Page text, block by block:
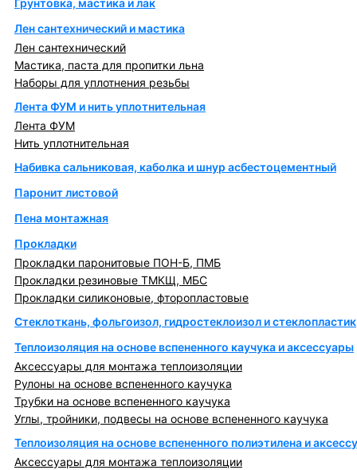
Грунтовка, мастика и лак
Лен сантехнический и мастика
Лен сантехнический
Мастика, паста для пропитки льна
Наборы для уплотнения резьбы
Лента ФУМ и нить уплотнительная
Лента ФУМ
Нить уплотнительная
Набивка сальниковая, каболка и шнур асбестоцементный
Паронит листовой
Пена монтажная
Прокладки
Прокладки паронитовые ПОН-Б, ПМБ
Прокладки резиновые ТМКЩ, МБС
Прокладки силиконовые, фторопластовые
Стеклоткань, фольгоизол, гидростеклоизол и стеклопластик
Теплоизоляция на основе вспененного каучука и аксессуары
Аксессуары для монтажа теплоизоляции
Рулоны на основе вспененного каучука
Трубки на основе вспененного каучука
Углы, тройники, подвесы на основе вспененного каучука
Теплоизоляция на основе вспененного полиэтилена и
Аксессуары для монтажа теплоизоляции